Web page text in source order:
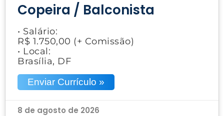
Copeira / Balconista
• Salário:
R$ 1.750,00 (+ Comissão)
• Local:
Brasília, DF
Enviar Currículo »
8 de agosto de 2026